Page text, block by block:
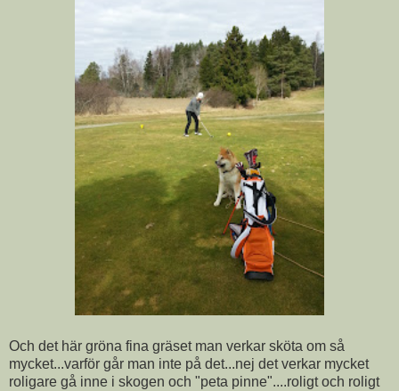
Och det här gröna fina gräset man verkar sköta om så
mycket...varför går man inte på det...nej det verkar mycket
roligare gå inne i skogen och "peta pinne"....roligt och roligt